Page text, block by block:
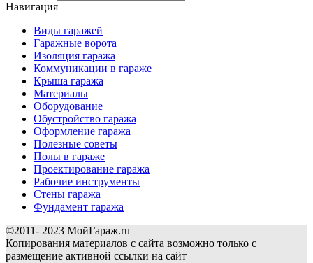
Навигация
Виды гаражей
Гаражные ворота
Изоляция гаража
Коммуникации в гараже
Крыша гаража
Материалы
Оборудование
Обустройство гаража
Оформление гаража
Полезные советы
Полы в гараже
Проектирование гаража
Рабочие инструменты
Стены гаража
Фундамент гаража
©2011- 2023 МойГараж.ru
Копирования материалов с сайта возможно только с
размещение активной ссылки на сайт